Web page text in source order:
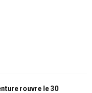
rouvre le 30